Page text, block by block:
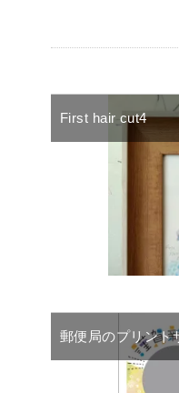
First hair cut4
郵便局のプリント